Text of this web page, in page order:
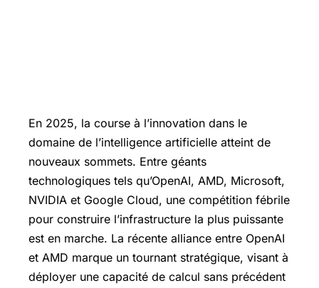
En 2025, la course à l’innovation dans le
domaine de l’intelligence artificielle atteint de
nouveaux sommets. Entre géants
technologiques tels qu’OpenAI, AMD, Microsoft,
NVIDIA et Google Cloud, une compétition fébrile
pour construire l’infrastructure la plus puissante
est en marche. La récente alliance entre OpenAI
et AMD marque un tournant stratégique, visant à
déployer une capacité de calcul sans précédent